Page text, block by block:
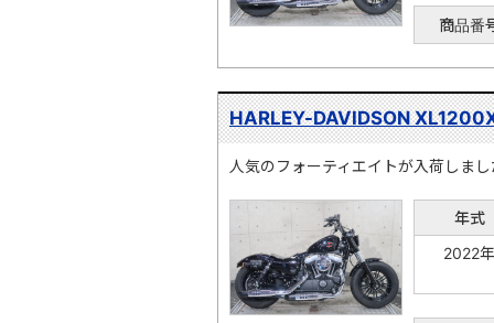
商品番
HARLEY-DAVIDSON
人気のフォーティエイトが入荷しま
年式
2022年